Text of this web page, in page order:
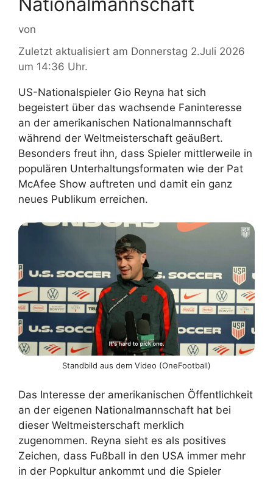
von
Zuletzt aktualisiert am Donnerstag 2.Juli 2026
um 14:36 Uhr.
US-Nationalspieler Gio Reyna hat sich
begeistert über das wachsende Faninteresse
an der amerikanischen Nationalmannschaft
während der Weltmeisterschaft geäußert.
Besonders freut ihn, dass Spieler mittlerweile in
populären Unterhaltungsformaten wie der Pat
McAfee Show auftreten und damit ein ganz
neues Publikum erreichen.
Standbild aus dem Video (OneFootball)
Das Interesse der amerikanischen Öffentlichkeit
an der eigenen Nationalmannschaft hat bei
dieser Weltmeisterschaft merklich
zugenommen. Reyna sieht es als positives
Zeichen, dass Fußball in den USA immer mehr
in der Popkultur ankommt und die Spieler